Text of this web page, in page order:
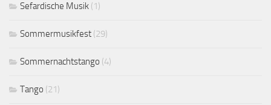
Sefardische Musik (1)
Sommermusikfest (29)
Sommernachtstango (4)
Tango (21)